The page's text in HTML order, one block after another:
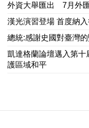
外資大舉匯出 7月外
漢光演習登場 首度納
總統:感謝史國對臺灣
凱達格蘭論壇邁入第
護區域和平